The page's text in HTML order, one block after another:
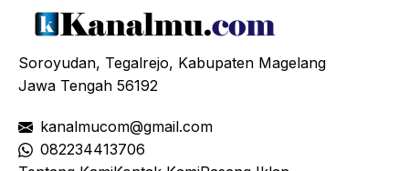
Soroyudan, Tegalrejo, Kabupaten Magelang
Jawa Tengah 56192
kanalmucom@gmail.com
082234413706